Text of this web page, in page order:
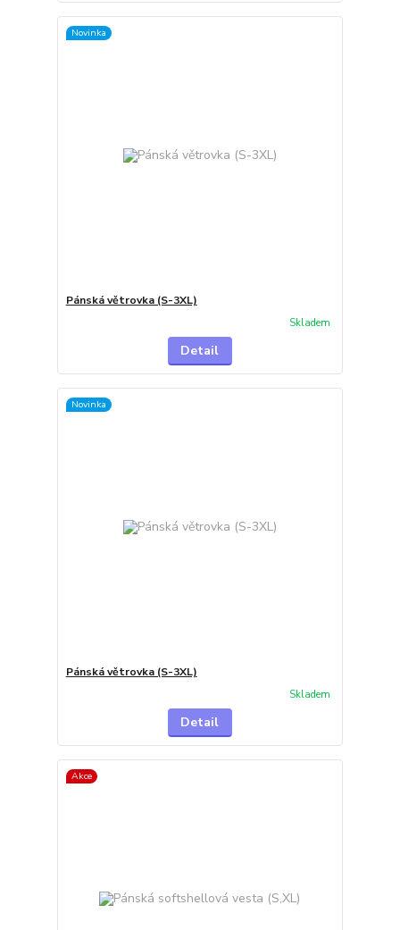
Novinka
Pánská větrovka (S-3XL)
Skladem
Detail
Novinka
Pánská větrovka (S-3XL)
Skladem
Detail
Akce